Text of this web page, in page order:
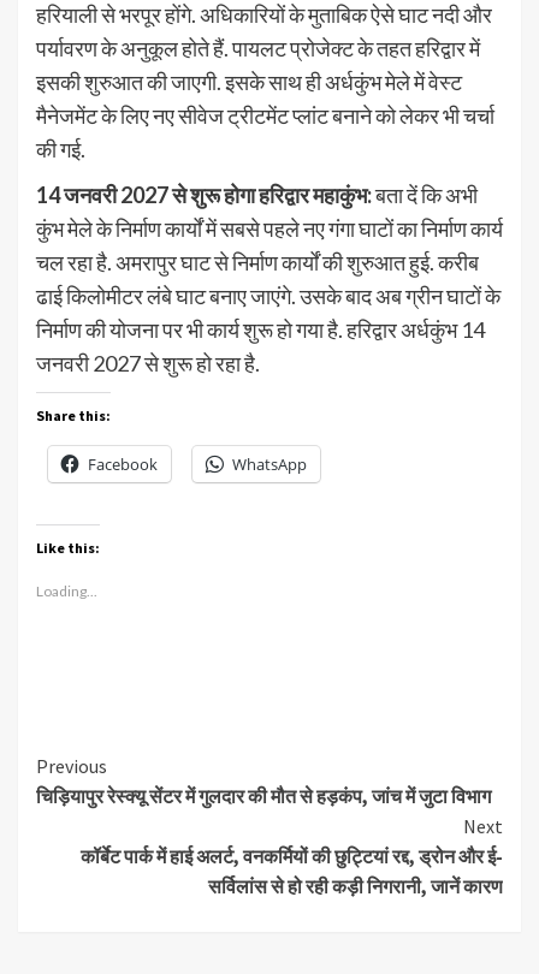
हरियाली से भरपूर होंगे. अधिकारियों के मुताबिक ऐसे घाट नदी और
पर्यावरण के अनुकूल होते हैं. पायलट प्रोजेक्ट के तहत हरिद्वार में
इसकी शुरुआत की जाएगी. इसके साथ ही अर्धकुंभ मेले में वेस्ट
मैनेजमेंट के लिए नए सीवेज ट्रीटमेंट प्लांट बनाने को लेकर भी चर्चा
की गई.
14 जनवरी 2027 से शुरू होगा हरिद्वार महाकुंभ:बता दें कि अभी
कुंभ मेले के निर्माण कार्यों में सबसे पहले नए गंगा घाटों का निर्माण कार्य
चल रहा है. अमरापुर घाट से निर्माण कार्यों की शुरुआत हुई. करीब
ढाई किलोमीटर लंबे घाट बनाए जाएंगे. उसके बाद अब ग्रीन घाटों के
निर्माण की योजना पर भी कार्य शुरू हो गया है. हरिद्वार अर्धकुंभ 14
जनवरी 2027 से शुरू हो रहा है.
Share this:
Facebook WhatsApp
Like this:
Loading...
Continue
Reading
Previous
चिड़ियापुर रेस्क्यू सेंटर में गुलदार की मौत से हड़कंप, जांच में जुटा विभाग
Next
कॉर्बेट पार्क में हाई अलर्ट, वनकर्मियों की छुट्टियां रद्द, ड्रोन और ई-
सर्विलांस से हो रही कड़ी निगरानी, जानें कारण